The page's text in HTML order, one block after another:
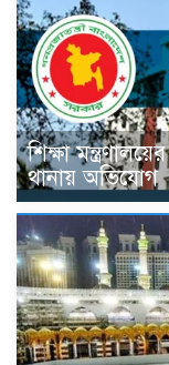
শিক্ষা
থানায় অভিযোগ